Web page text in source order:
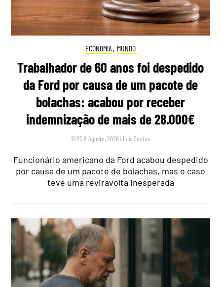
ECONOMIA , MUNDO
Trabalhador de 60 anos foi despedido
da Ford por causa de um pacote de
bolachas: acabou por receber
indemnização de mais de 28.000€
11:20 8 Agosto, 2026 | Luís Santos
Funcionário americano da Ford acabou despedido
por causa de um pacote de bolachas, mas o caso
teve uma reviravolta inesperada